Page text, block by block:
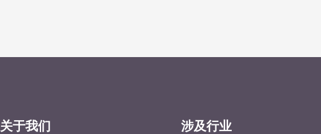
关于我们 涉及行业